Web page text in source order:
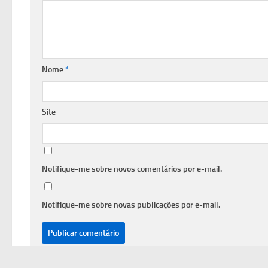
Nome*
Site
Notifique-me sobre novos comentários por e-mail.
Notifique-me sobre novas publicações por e-mail.